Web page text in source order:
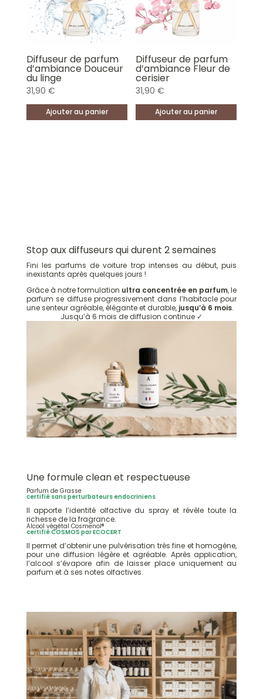
Diffuseur de parfum
d’ambiance Douceur
du linge
31,90 €
Ajouter au panier
Diffuseur de parfum
d’ambiance Fleur de
cerisier
31,90€
Ajouter au panier
Stop aux diffuseurs qui durent 2 semaines
Fini les parfums de voiture trop intenses au début, puis
inexistants après quelques jours !
Grâce à notre formulation ultra concentrée en parfum, le
parfum se diffuse progressivement dans l’habitacle pour
une senteur agréable, élégante et durable, jusqu’à 6 mois.
Jusqu’à 6 mois de diffusion continue ✓
Une formule clean et respectueuse
Parfum de Grasse
certifié sans perturbateurs endocriniens
Il apporte l’identité olfactive du spray et révèle toute la
richesse de la fragrance.
Alcool végétal Cosmenol®
certifié COSMOS par ECOCERT
Il permet d’obtenir une pulvérisation très fine et homogène,
pour une diffusion légère et agréable. Après application,
l’alcool s’évapore afin de laisser place uniquement au
parfum et à ses notes olfactives.